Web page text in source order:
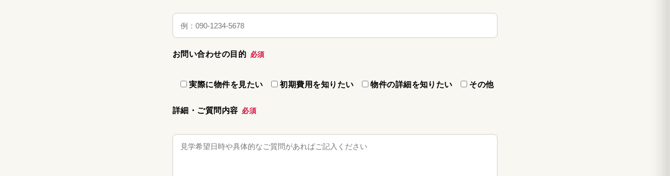
お問い合わせの目的 必須
実際に物件を見たい 初期費用を知りたい 物件の詳細を知りたい その他
詳細・ご質問内容 必須